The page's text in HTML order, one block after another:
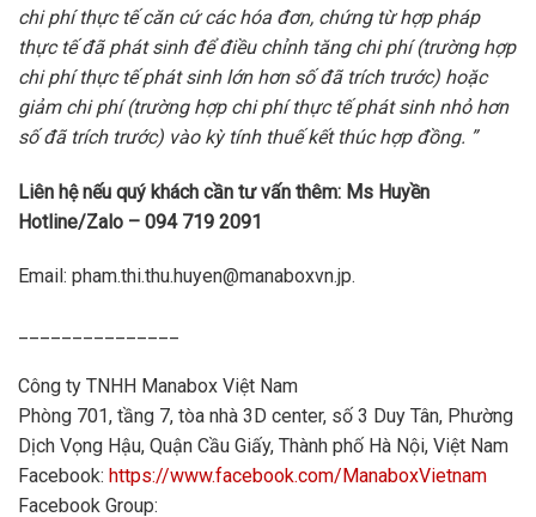
chi phí thực tế căn cứ các hóa đơn, chứng từ hợp pháp
thực tế đã phát sinh để điều chỉnh tăng chi phí (trường hợp
chi phí thực tế phát sinh lớn hơn số đã trích trước) hoặc
giảm chi phí (trường hợp chi phí thực tế phátsinhnhỏ hơn
số đã trích trước) vào kỳ tính thuế kết thúc hợp đồng. ”
Liên hệ nếu quý khách cần tư vấn thêm: Ms Huyền
Hotline/Zalo – 094 719 2091
Email: pham.thi.thu.huyen@manaboxvn.jp.
Công ty TNHH Manabox Việt Nam
Phòng 701, tầng 7, tòa nhà 3D center, số 3 Duy Tân, Phường
Dịch Vọng Hậu, Quận Cầu Giấy, Thành phố Hà Nội, Việt Nam
Facebook: https://www.facebook.com/ManaboxVietnam
Facebook Group: